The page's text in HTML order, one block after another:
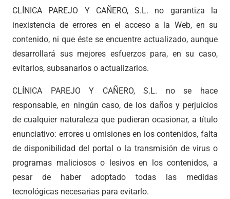
CLÍNICA PAREJO Y CAÑERO, S.L. no garantiza la
inexistencia de errores en el acceso a la Web, en su
contenido, ni que éste se encuentre actualizado, aunque
desarrollará sus mejores esfuerzos para, en su caso,
evitarlos, subsanarlos o actualizarlos.
CLÍNICA PAREJO Y CAÑERO, S.L. no se hace
responsable, en ningún caso, de los daños y perjuicios
de cualquier naturaleza que pudieran ocasionar, a título
enunciativo: errores u omisiones en los contenidos, falta
de disponibilidad del portal o la transmisión de virus o
programas maliciosos o lesivos en los contenidos, a
pesar de haber adoptado todas las medidas
tecnológicas necesarias para evitarlo.